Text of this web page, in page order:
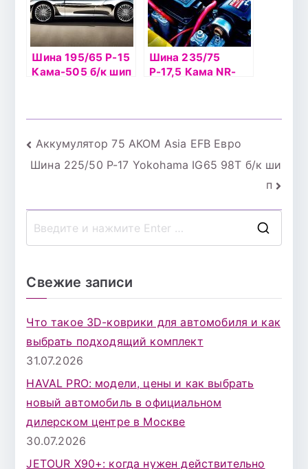
Шина 195/65 Р-15
Кама-505 б/к шип
Шина 235/75
Р-17,5 Кама NR-
Навигация
по
записям
Аккумулятор 75 АКОМ Asia EFB Евро
Шина 225/50 Р-17 Yokohama IG65 98T б/к ши
п
Свежие записи
Что такое 3D-коврики для автомобиля и как
выбрать подходящий комплект
31.07.2026
HAVAL PRO: модели, цены и как выбрать
новый автомобиль в официальном
дилерском центре в Москве
30.07.2026
JETOUR X90+: когда нужен действительно